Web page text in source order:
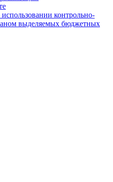
контрольно-
выделяемых бюджетных